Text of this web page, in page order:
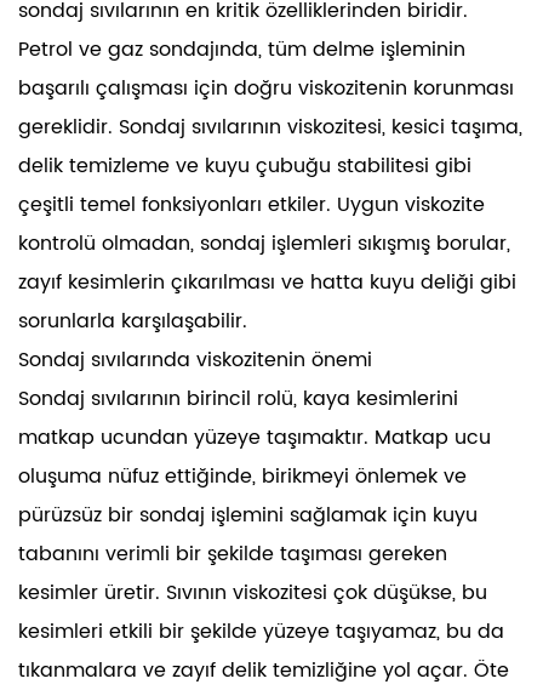
sondaj sıvılarının en kritik özelliklerinden biridir.
Petrol ve gaz sondajında, tüm delme işleminin
başarılı çalışması için doğru viskozitenin korunması
gereklidir. Sondaj sıvılarının viskozitesi, kesici taşıma,
delik temizleme ve kuyu çubuğu stabilitesi gibi
çeşitli temel fonksiyonları etkiler. Uygun viskozite
kontrolü olmadan, sondaj işlemleri sıkışmış borular,
zayıf kesimlerin çıkarılması ve hatta kuyu deliği gibi
sorunlarla karşılaşabilir.
Sondaj sıvılarında viskozitenin önemi
Sondaj sıvılarının birincil rolü, kaya kesimlerini
matkap ucundan yüzeye taşımaktır. Matkap ucu
oluşuma nüfuz ettiğinde, birikmeyi önlemek ve
pürüzsüz bir sondaj işlemini sağlamak için kuyu
tabanını verimli bir şekilde taşıması gereken
kesimler üretir. Sıvının viskozitesi çok düşükse, bu
kesimleri etkili bir şekilde yüzeye taşıyamaz, bu da
tıkanmalara ve zayıf delik temizliğine yol açar. Öte